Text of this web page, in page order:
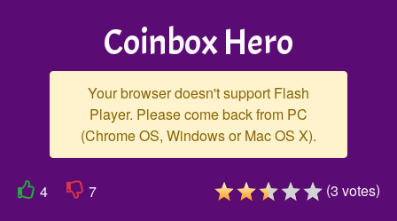
Coinbox Hero
Your browser doesn't support Flash
Player. Please come back from PC
(Chrome OS, Windows or Mac OS X).
4 7 (3 votes)